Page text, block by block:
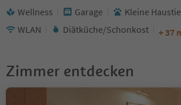
Wellness Garage
Kleine
WLAN
Diätküche/Schonkost + 37
Zimmer entdecken